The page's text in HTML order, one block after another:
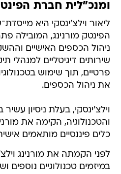
ומנכ"לית חברת
ליאור וילצ'ינסקי היא
הפינטק מורנינג, המובילה
ניהול הכספים האישיים
שירותים דיגיטליים למנהלי
פרטיים, תוך שימוש
את ניהול הכספים.
וילצ'ינסקי, בעלת ניסיון
והטכנולוגיה, הקימה את
כלים פיננסיים מותאמים
לפני הקמתה את מורנינג
במיזמים טכנולוגיים נוספים